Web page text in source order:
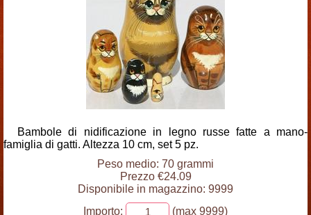
Bambole di nidificazione in legno russe fatte a mano-
famiglia di gatti. Altezza 10 cm, set 5 pz.
Peso medio: 70 grammi
Prezzo €24.09
Disponibile in magazzino: 9999
Importo:
(max 9999)